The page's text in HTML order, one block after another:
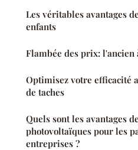
Les véritables avantages
enfants
Flambée des prix:
Optimisez votre efficacité
de taches
Quels sont les avantages
photovoltaïques pour les
entreprises ?